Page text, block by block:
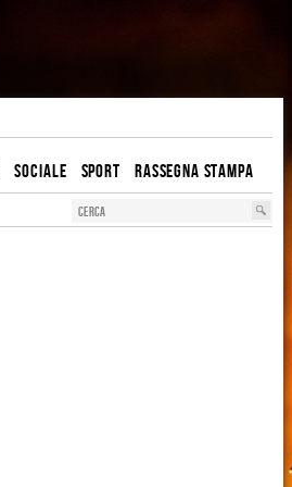
SOCIALE SPORT RASSEGNA STAMPA